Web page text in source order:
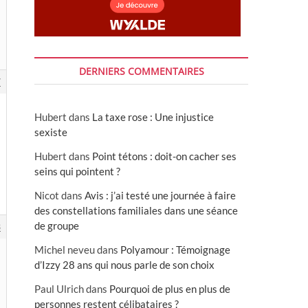
DERNIERS COMMENTAIRES
Hubert dans La taxe rose : Une injustice
sexiste
Hubert dans Point tétons : doit-on cacher ses
seins qui pointent ?
Nicot dans Avis : j’ai testé une journée à faire
des constellations familiales dans une séance
de groupe
Michel neveudans Polyamour : Témoignage
d’Izzy 28 ans qui nous parle de son choix
Paul Ulrichdans Pourquoi de plus en plus de
personnes restent célibataires ?